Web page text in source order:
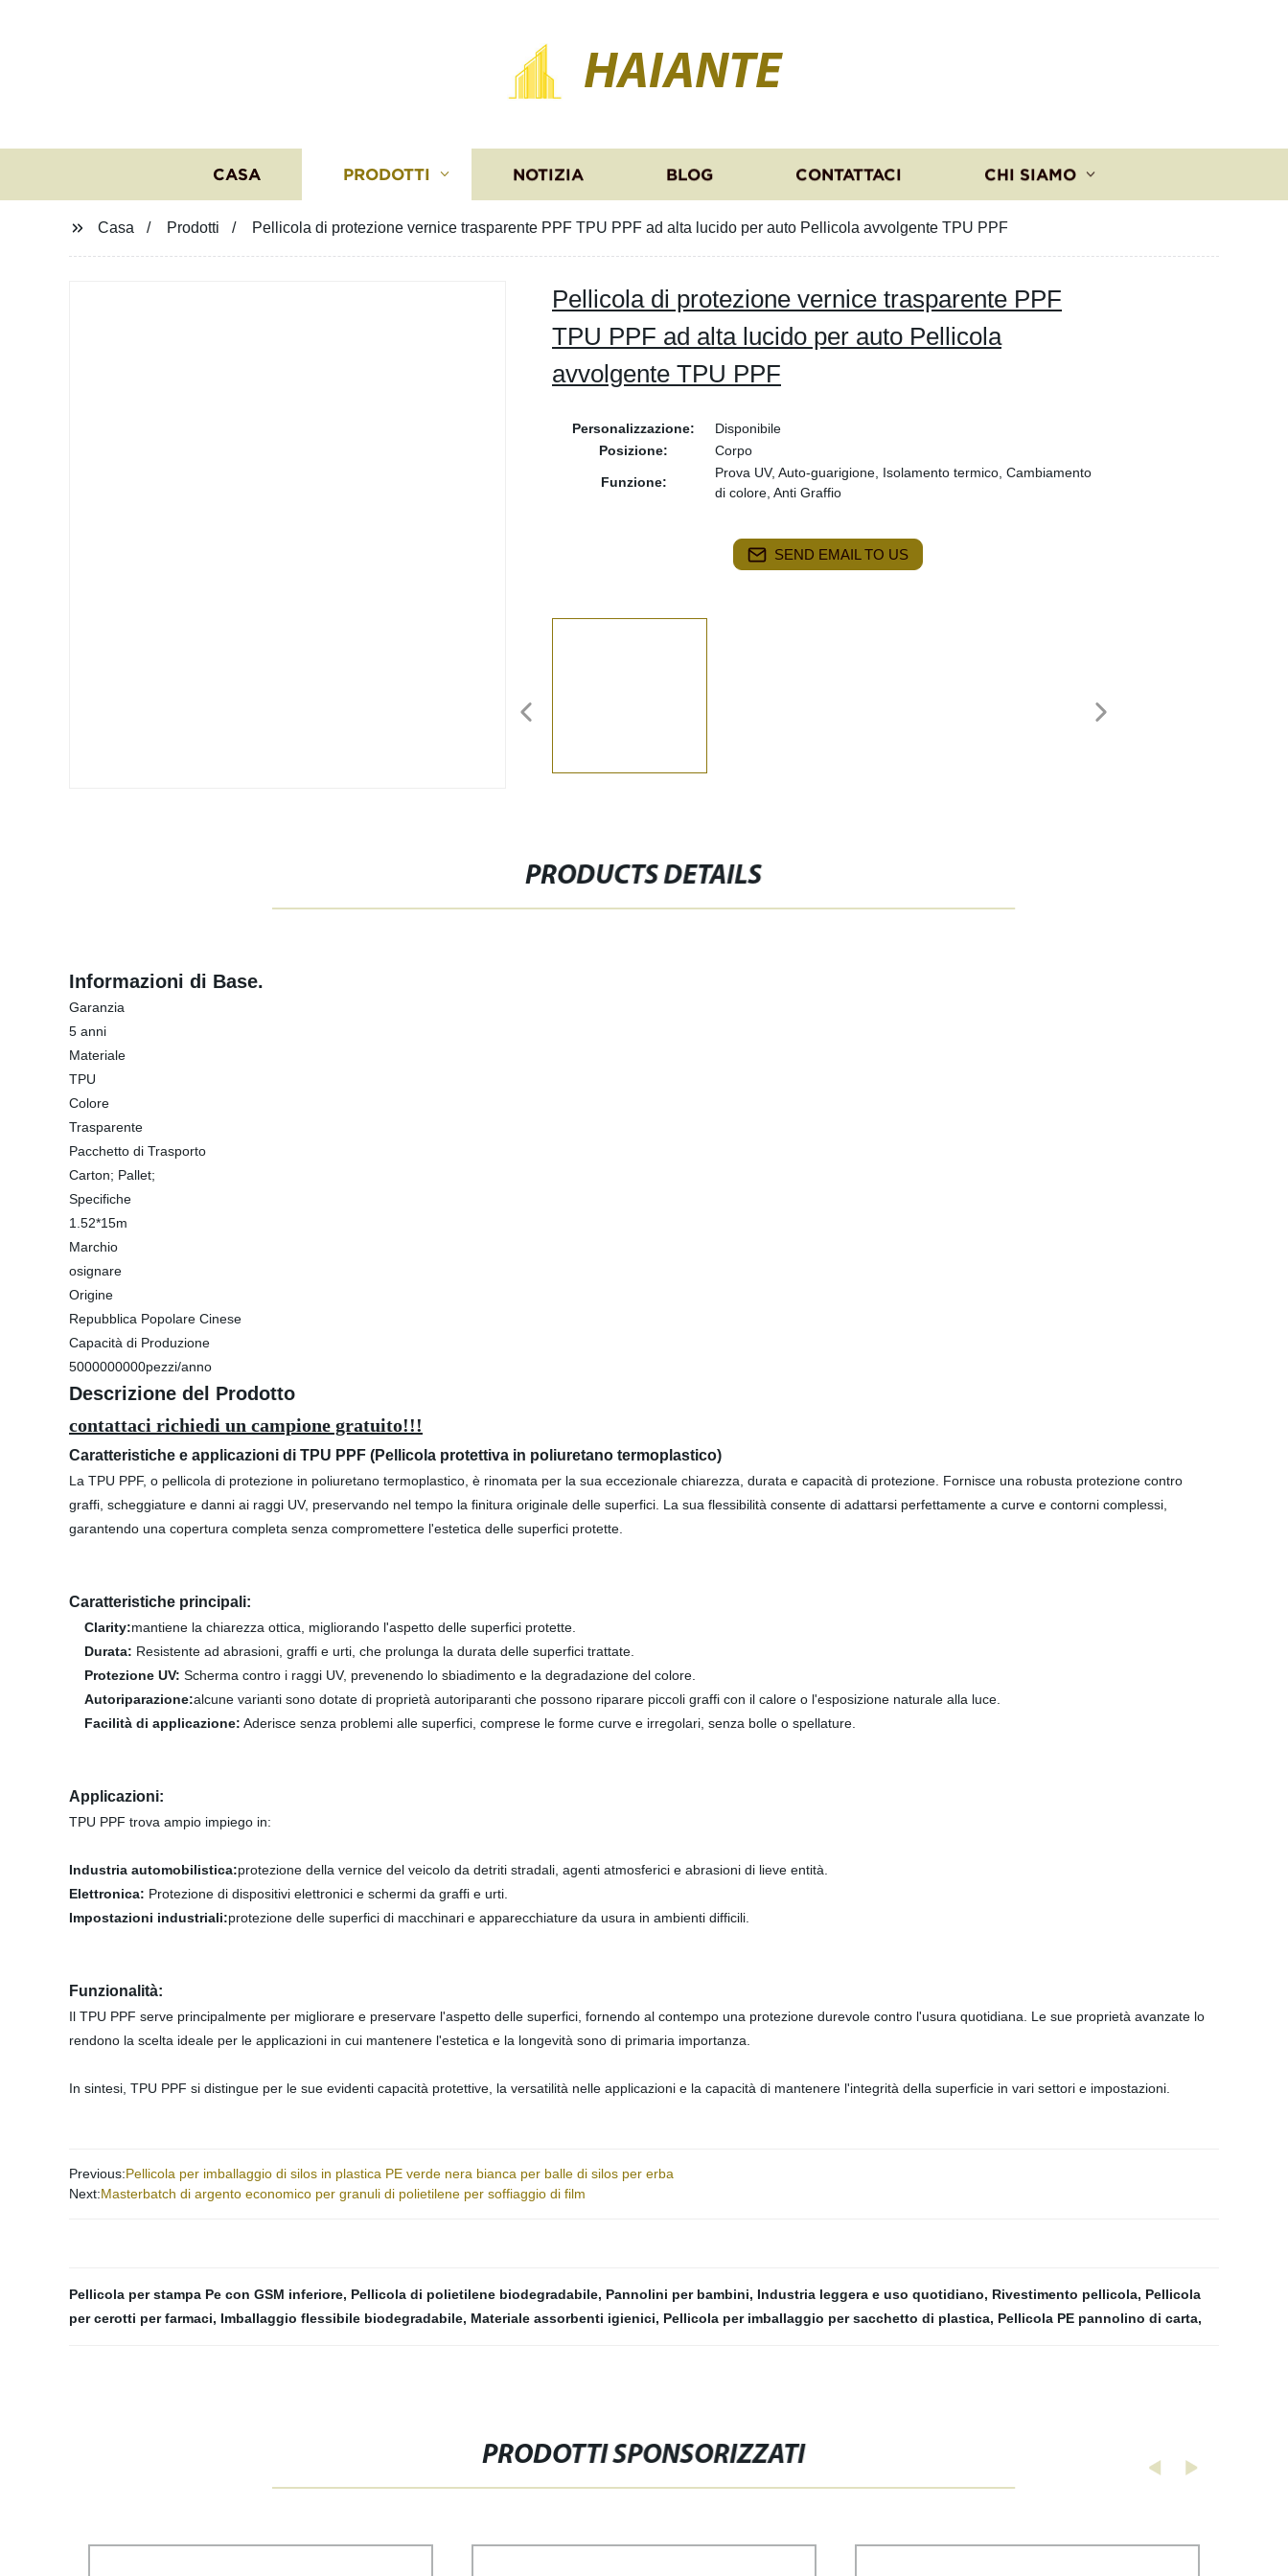
HAIANTE
CASA PRODOTTI NOTIZIA BLOG CONTATTACI CHI SIAMO
Casa Prodotti Pellicola di protezione vernice trasparente PPF TPU PPF ad alta lucido per auto Pellicola avvolgente TPU PPF
Pellicola di protezione vernice trasparente PPF
TPU PPF ad alta lucido per auto Pellicola
avvolgente TPU PPF
Personalizzazione:
Disponibile
Posizione:
Corpo
Funzione:
Prova UV, Auto-guarigione, Isolamento termico, Cambiamento
di colore, Anti Graffio
SEND EMAIL TO US
PRODUCTS DETAILS
Informazioni di Base.
Garanzia
5 anni
Materiale
TPU
Colore
Trasparente
Pacchetto di Trasporto
Carton; Pallet;
Specifiche
1.52*15m
Marchio
osignare
Origine
Repubblica Popolare Cinese
Capacità di Produzione
5000000000pezzi/anno
Descrizione del Prodotto
contattaci richiedi un campione gratuito!!!
Caratteristiche e applicazioni di TPU PPF (Pellicola protettiva in poliuretano termoplastico)
La TPU PPF, o pellicola di protezione in poliuretano termoplastico, è rinomata per la sua eccezionale chiarezza, durata e capacità di protezione. Fornisce una robusta protezione contro
graffi, scheggiature e danni ai raggi UV, preservando nel tempo la finitura originale delle superfici. La sua flessibilità consente di adattarsi perfettamente a curve e contorni complessi,
garantendo una copertura completa senza compromettere l'estetica delle superfici protette.
Caratteristiche principali:
Clarity:mantiene la chiarezza ottica, migliorando l'aspetto delle superfici protette.
Durata: Resistente ad abrasioni, graffi e urti, che prolunga la durata delle superfici trattate.
Protezione UV: Scherma contro i raggi UV, prevenendo lo sbiadimento e la degradazione del colore.
Autoriparazione:alcune varianti sono dotate di proprietà autoriparanti che possono riparare piccoli graffi con il calore o l'esposizione naturale alla luce.
Facilità di applicazione: Aderisce senza problemi alle superfici, comprese le forme curve e irregolari, senza bolle o spellature.
Applicazioni:
TPU PPF trova ampio impiego in:
Industria automobilistica:protezione della vernice del veicolo da detriti stradali, agenti atmosferici e abrasioni di lieve entità.
Elettronica: Protezione di dispositivi elettronici e schermi da graffi e urti.
Impostazioni industriali:protezione delle superfici di macchinari e apparecchiature da usura in ambienti difficili.
Funzionalità:
Il TPU PPF serve principalmente per migliorare e preservare l'aspetto delle superfici, fornendo al contempo una protezione durevole contro l'usura quotidiana. Le sue proprietà avanzate lo
rendono la scelta ideale per le applicazioni in cui mantenere l'estetica e la longevità sono di primaria importanza.
In sintesi, TPU PPF si distingue per le sue evidenti capacità protettive, la versatilità nelle applicazioni e la capacità di mantenere l'integrità della superficie in vari settori e impostazioni.
Previous:Pellicola per imballaggio di silos in plastica PE verde nera bianca per balle di silos per erba
Next:Masterbatch di argento economico per granuli di polietilene per soffiaggio di film
Pellicola per stampa Pe con GSM inferiore, Pellicola di polietilene biodegradabile, Pannolini per bambini, Industria leggera e uso quotidiano, Rivestimento pellicola, Pellicola
per cerotti per farmaci, Imballaggio flessibile biodegradabile, Materiale assorbenti igienici, Pellicola per imballaggio per sacchetto di plastica, Pellicola PE pannolino di carta,
PRODOTTI SPONSORIZZATI